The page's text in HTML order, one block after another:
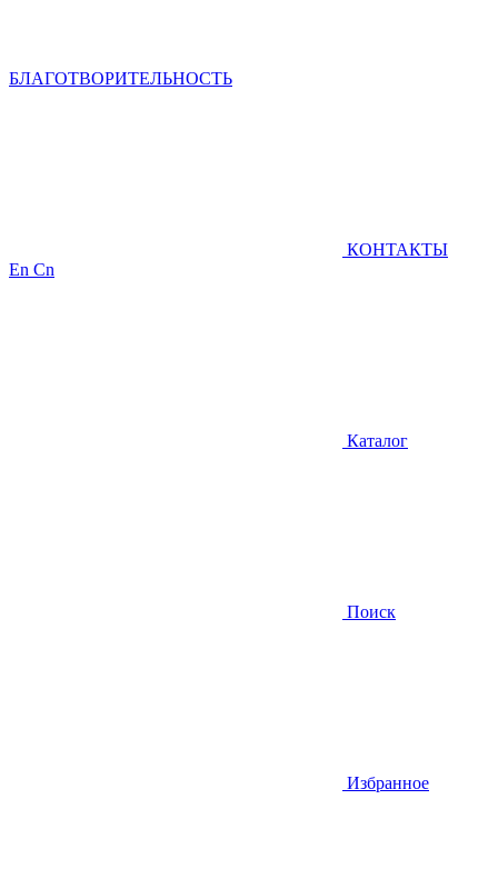
БЛАГОТВОРИТЕЛЬНОСТЬ
КОНТАКТЫ
En Cn
Каталог
Поиск
Избранное